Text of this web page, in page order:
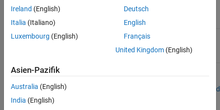
Outportblock
Log Signals on an SD Card
Ireland (English)
Italia (Italiano)
Luxembourg (English)
Deutsch
English
Français
United Kingdom(English)
Asien-Pazifik
Australia (English)
India (English)